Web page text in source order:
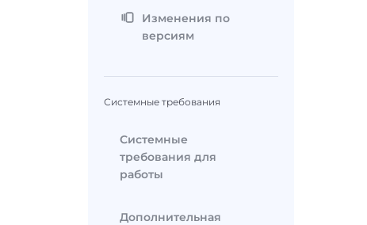
Изменения по
версиям
Системные требования
Системные
требования для
работы
Дополнительная